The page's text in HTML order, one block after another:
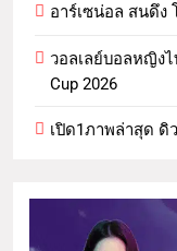
อาร์เซน่อล สนดึง
วอลเลย์บอลหญิง
Cup 2026
เปิด1ภาพล่าสุด ดิ